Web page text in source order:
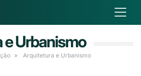
Urbanismo
Arquitetura e Urbanismo